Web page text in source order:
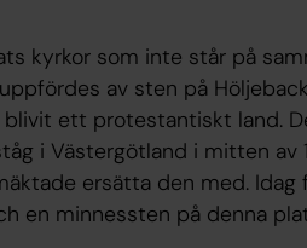
kyrkor som inte står på
av sten på
ett protestantiskt land.
i Västergötland i mitten av
ersätta den med. Idag
en minnessten på denna